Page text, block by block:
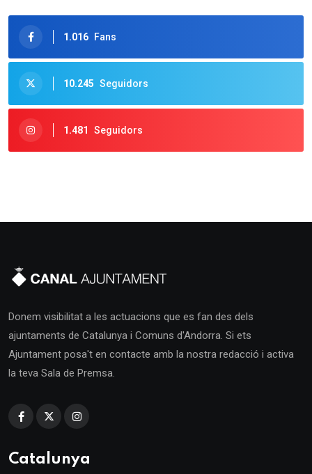
1.016 Fans
10.245 Seguidors
1.481 Seguidors
Donem visibilitat a les actuacions que es fan des dels
ajuntaments de Catalunya i Comuns d'Andorra. Si ets
Ajuntament posa't en contacte amb la nostra redacció i activa
la teva Sala de Premsa.
Catalunya